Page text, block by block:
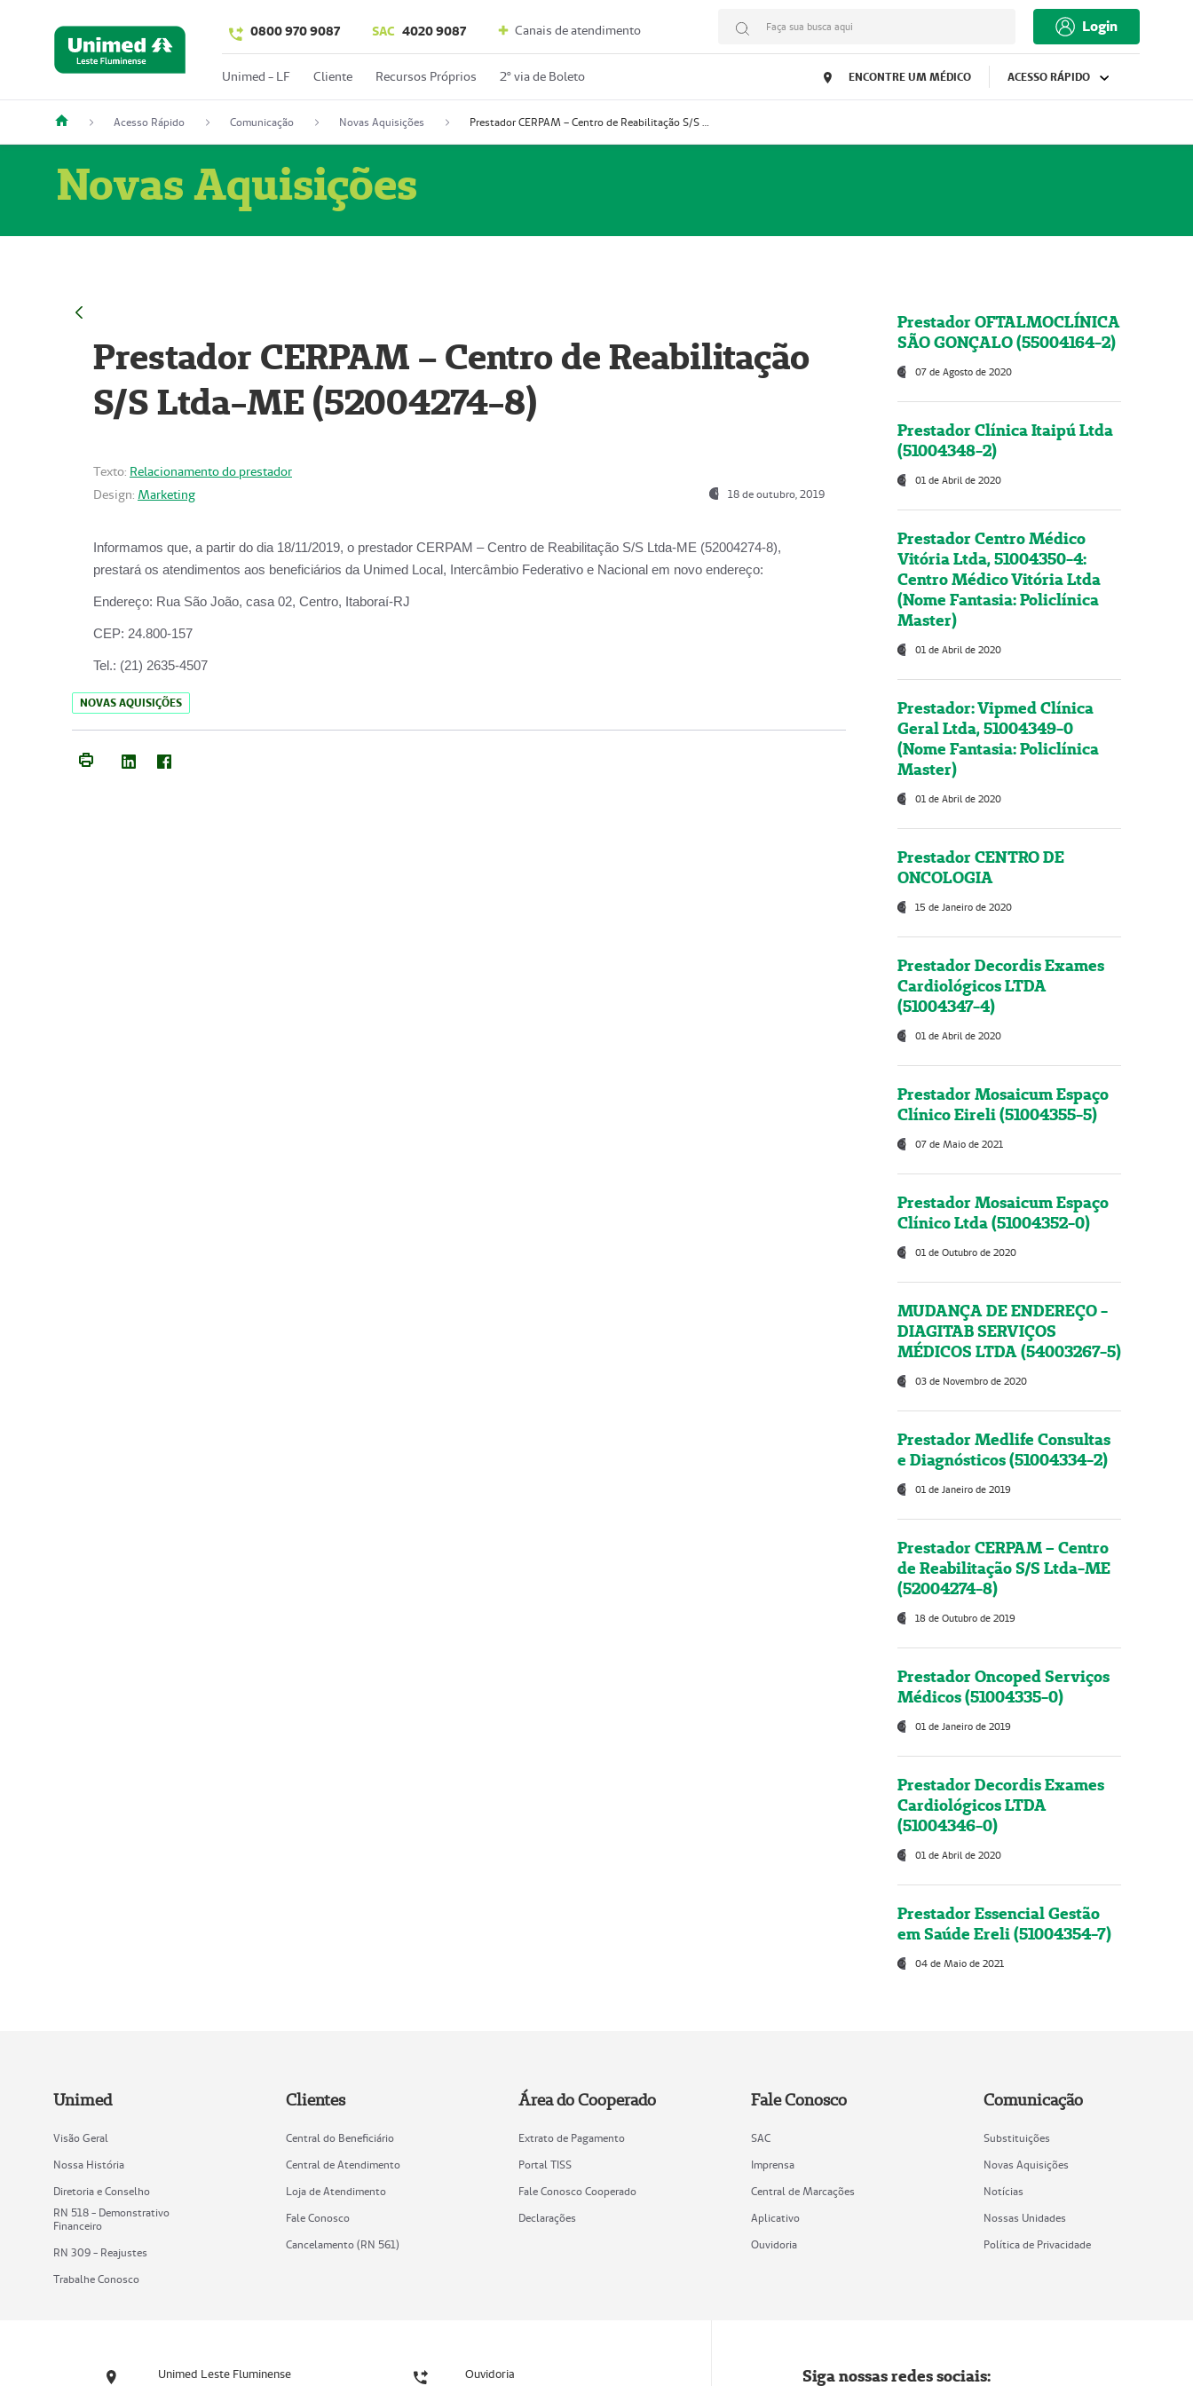
0800 970 9087 SAC 4020 9087 Canais de atendimento Faça sua busca aqui Login
Unimed - LF Cliente Recursos Próprios 2º via de Boleto ENCONTRE UM MÉDICO ACESSO RÁPIDO
Acesso Rápido Comunicação Novas Aquisições Prestador CERPAM – Centro de Reabilitação S/S Ltda-ME (52004274-8)
Novas Aquisições
Prestador CERPAM – Centro de Reabilitação
S/S Ltda-ME (52004274-8)
Texto: Relacionamento do prestador
Design: Marketing 18 de outubro, 2019
Informamos que, a partir do dia 18/11/2019, o prestador CERPAM – Centro de Reabilitação S/S Ltda-ME (52004274-8),
prestará os atendimentos aos beneficiários da Unimed Local, Intercâmbio Federativo e Nacional em novo endereço:
Endereço: Rua São João, casa 02, Centro, Itaboraí-RJ
CEP: 24.800-157
Tel.: (21) 2635-4507
NOVAS AQUISIÇÕES
Prestador OFTALMOCLÍNICA
SÃO GONÇALO (55004164-2)
07 de Agosto de 2020
Prestador Clínica Itaipú Ltda
(51004348-2)
01 de Abril de 2020
Prestador Centro Médico
Vitória Ltda, 51004350-4:
Centro Médico Vitória Ltda
(Nome Fantasia: Policlínica
Master)
01 de Abril de 2020
Prestador: Vipmed Clínica
Geral Ltda, 51004349-0
(Nome Fantasia: Policlínica
Master)
01 de Abril de 2020
Prestador CENTRO DE
ONCOLOGIA
15 de Janeiro de 2020
Prestador Decordis Exames
Cardiológicos LTDA
(51004347-4)
01 de Abril de 2020
Prestador Mosaicum Espaço
Clínico Eireli (51004355-5)
07 de Maio de 2021
Prestador Mosaicum Espaço
Clínico Ltda (51004352-0)
01 de Outubro de 2020
MUDANÇA DE ENDEREÇO -
DIAGITAB SERVIÇOS
MÉDICOS LTDA (54003267-5)
03 de Novembro de 2020
Prestador Medlife Consultas
e Diagnósticos (51004334-2)
01 de Janeiro de 2019
Prestador CERPAM – Centro
de Reabilitação S/S Ltda-ME
(52004274-8)
18 de Outubro de 2019
Prestador Oncoped Serviços
Médicos (51004335-0)
01 de Janeiro de 2019
Prestador Decordis Exames
Cardiológicos LTDA
(51004346-0)
01 de Abril de 2020
Prestador Essencial Gestão
em Saúde Ereli (51004354-7)
04 de Maio de 2021
Unimed
Visão Geral
Nossa História
Diretoria e Conselho
RN 518 - Demonstrativo
Financeiro
RN 309 - Reajustes
Trabalhe Conosco
Clientes
Central do Beneficiário
Central de Atendimento
Loja de Atendimento
Fale Conosco
Cancelamento (RN 561)
Área do Cooperado
Extrato de Pagamento
Portal TISS
Fale Conosco Cooperado
Declarações
Fale Conosco
SAC
Imprensa
Central de Marcações
Aplicativo
Ouvidoria
Comunicação
Substituições
Novas Aquisições
Notícias
Nossas Unidades
Política de Privacidade
Unimed Leste Fluminense Ouvidoria Siga nossas redes sociais: